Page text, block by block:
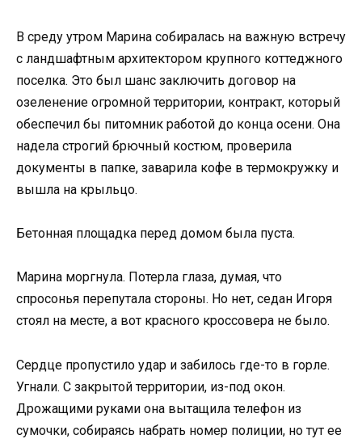
В среду утром Марина собиралась на важную встречу
с ландшафтным архитектором крупного коттеджного
поселка. Это был шанс заключить договор на
озеленение огромной территории, контракт, который
обеспечил бы питомник работой до конца осени. Она
надела строгий брючный костюм, проверила
документы в папке, заварила кофе в термокружку и
вышла на крыльцо.
Бетонная площадка перед домом была пуста.
Марина моргнула. Потерла глаза, думая, что
спросонья перепутала стороны. Но нет, седан Игоря
стоял на месте, а вот красного кроссовера не было.
Сердце пропустило удар и забилось где-то в горле.
Угнали. С закрытой территории, из-под окон.
Дрожащими руками она вытащила телефон из
сумочки, собираясь набрать номер полиции, но тут ее